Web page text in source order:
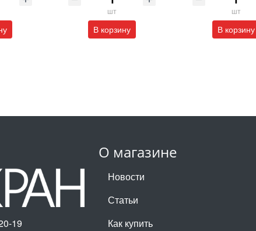
шт
В корзину
шт
В корзину
О магазине
Новости
Статьи
Как купить
19